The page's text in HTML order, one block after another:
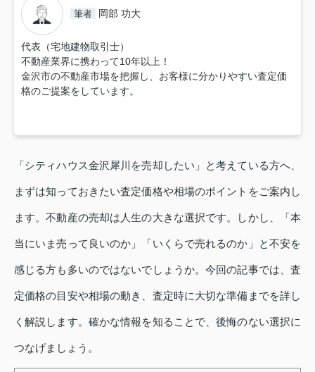
筆者 岡部 功大
代表（宅地建物取引士）
不動産業界に携わって10年以上！
金沢市の不動産市場を把握し、お客様に分かりやすい査定価
格のご提案をしています。
「シティハウス金沢犀川を売却したい」と考えている方へ、
まずは知っておきたい査定価格や相場のポイントをご案内し
ます。不動産の売却は人生の大きな選択です。しかし、「本
当にいま売って良いのか」「いくらで売れるのか」と不安を
感じる方も多いのではないでしょうか。今回の記事では、査
定価格の目安や相場の動き、査定時に大切な準備までを詳し
く解説します。確かな情報を知ることで、後悔のない選択に
つなげましょう。